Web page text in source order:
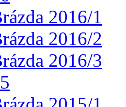
2016/1
2016/2
2016/3